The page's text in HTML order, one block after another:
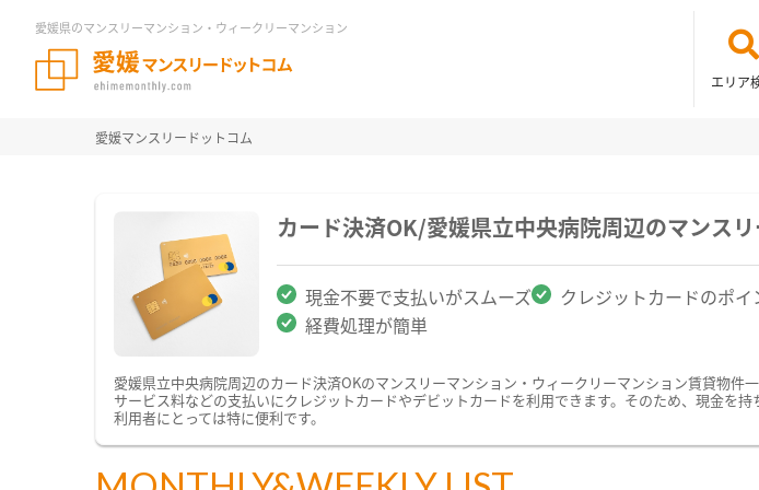
愛媛県のマンスリーマンション・ウィークリーマンション
エリア
愛媛マンスリードットコム
カード決済OK/愛媛県立中央病院周辺のマンス
現金不要で支払いがスムーズ クレジットカードのポイ
経費処理が簡単
愛媛県立中央病院周辺のカード決済OKのマンスリーマンション・ウィークリーマンション賃貸物
サービス料などの支払いにクレジットカードやデビットカードを利用できます。そのため、現金を
利用者にとっては特に便利です。